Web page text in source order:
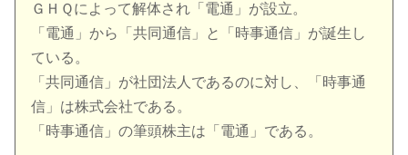
ＧＨＱによって解体され「電通」が設立。
「電通」から「共同通信」と「時事通信」が誕生し
ている。
「共同通信」が社団法人であるのに対し、「時事通
信」は株式会社である。
「時事通信」の筆頭株主は「電通」である。